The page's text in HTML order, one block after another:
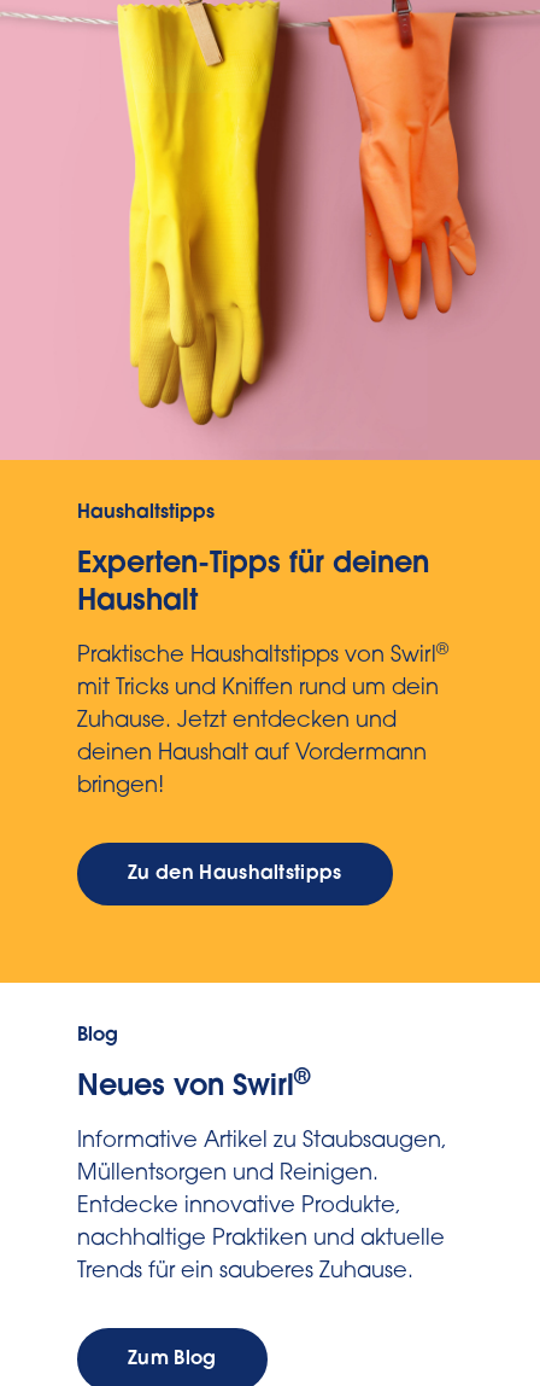
Haushaltstipps
Experten-Tipps für deinen
Haushalt
Praktische Haushaltstipps von Swirl®
mit Tricks und Kniffen rund um dein
Zuhause. Jetzt entdecken und
deinen Haushalt auf Vordermann
bringen!
Zu den Haushaltstipps
Blog
Neues von Swirl®
Informative Artikel zu Staubsaugen,
Müllentsorgen und Reinigen.
Entdecke innovative Produkte,
nachhaltige Praktiken und aktuelle
Trends für ein sauberes Zuhause.
Zum Blog